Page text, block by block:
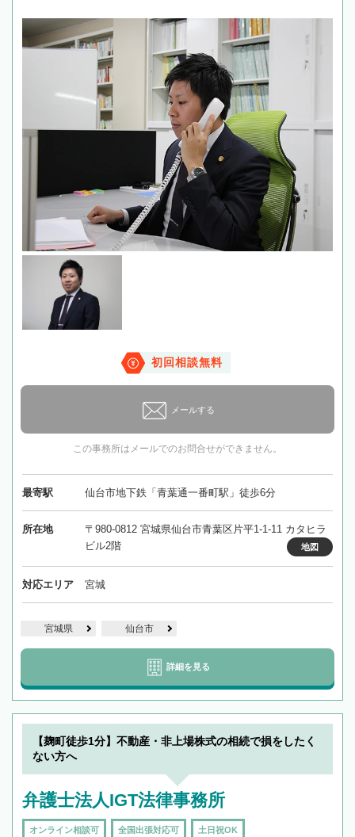
初回相談無料
メールする
この事務所はメールでのお問合せができません。
最寄駅 仙台市地下鉄「青葉通一番町駅」徒歩6分
所在地
〒980-0812 宮城県仙台市青葉区片平1-1-11 カタヒラ
ビル2階
地図
対応エリア 宮城
宮城県 仙台市
詳細を見る
【麹町徒歩1分】不動産・非上場株式の相続で損をしたく
ない方へ
弁護士法人IGT法律事務所
オンライン相談可 全国出張対応可 土日祝OK